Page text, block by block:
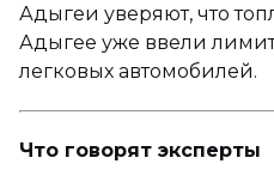
Адыгеи уверяют, что
Адыгее уже ввели
легковых автомобилей.
Что говорят эксперты